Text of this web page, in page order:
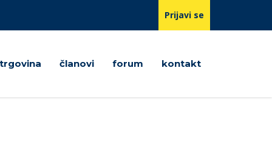
Prijavi se
trgovina članovi forum kontakt